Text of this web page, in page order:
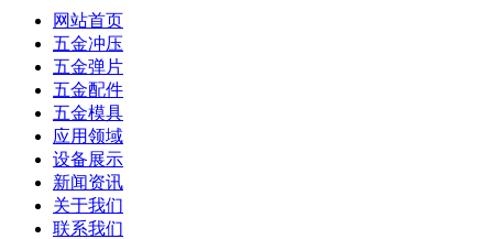
网站首页
五金冲压
五金弹片
五金配件
五金模具
应用领域
设备展示
新闻资讯
关于我们
联系我们